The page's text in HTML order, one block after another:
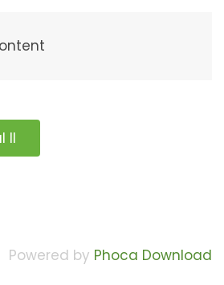
II
Powered by Phoca Download